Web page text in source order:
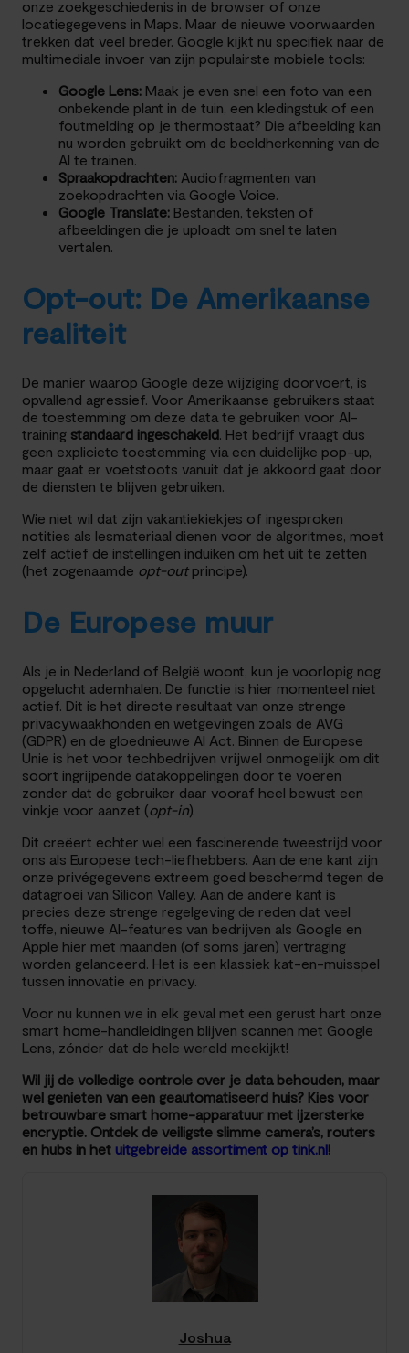
onze zoekgeschiedenis in de browser of onze
locatiegegevens in Maps. Maar de nieuwe voorwaarden
trekken dat veel breder. Google kijkt nu specifiek naar de
multimediale invoer van zijn populairste mobiele tools:
Google Lens: Maak je even snel een foto van een
onbekende plant in de tuin, een kledingstuk of een
foutmelding op je thermostaat? Die afbeelding kan
nu worden gebruikt om de beeldherkenning van de
AI te trainen.
Spraakopdrachten: Audiofragmenten van
zoekopdrachten via Google Voice.
Google Translate: Bestanden, teksten of
afbeeldingen die je uploadt om snel te laten
vertalen.
Opt-out: De Amerikaanse
realiteit
De manier waarop Google deze wijziging doorvoert, is
opvallend agressief. Voor Amerikaanse gebruikers staat
de toestemming om deze data te gebruiken voor AI-
training standaard ingeschakeld. Het bedrijf vraagt dus
geen expliciete toestemming via een duidelijke pop-up,
maar gaat er voetstoots vanuit dat je akkoord gaat door
de diensten te blijven gebruiken.
Wie niet wil dat zijn vakantiekiekjes of ingesproken
notities als lesmateriaal dienen voor de algoritmes, moet
zelf actief de instellingen induiken om het uit te zetten
(het zogenaamde opt-outprincipe).
De Europese muur
Als je in Nederland of België woont, kun je voorlopig nog
opgelucht ademhalen. De functie is hier momenteel niet
actief. Dit is het directe resultaat van onze strenge
privacywaakhonden en wetgevingen zoals de AVG
(GDPR) en de gloednieuwe AI Act. Binnen de Europese
Unie is het voor techbedrijven vrijwel onmogelijk om dit
soort ingrijpende datakoppelingen door te voeren
zonder dat de gebruiker daar vooraf heel bewust een
vinkje voor aanzet (opt-in).
Dit creëert echter wel een fascinerende tweestrijd voor
ons als Europese tech-liefhebbers. Aan de ene kant zijn
onze privégegevens extreem goed beschermd tegen de
datagroei van Silicon Valley. Aan de andere kant is
precies deze strenge regelgeving de reden dat veel
toffe, nieuwe AI-features van bedrijven als Google en
Apple hier met maanden (of soms jaren) vertraging
worden gelanceerd. Het is een klassiek kat-en-muisspel
tussen innovatie en privacy.
Voor nu kunnen we in elk geval met een gerust hart onze
smart home-handleidingen blijven scannen met Google
Lens, zónder dat de hele wereld meekijkt!
Wil jij de volledige controle over je data behouden, maar
wel genieten van een geautomatiseerd huis? Kies voor
betrouwbare smart home-apparatuur met ijzersterke
encryptie. Ontdek de veiligste slimme camera’s, routers
en hubs in het uitgebreide assortiment op tink.nl!
Joshua